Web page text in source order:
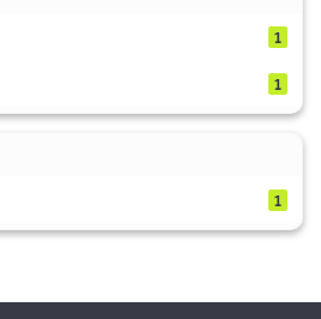
1
1
1